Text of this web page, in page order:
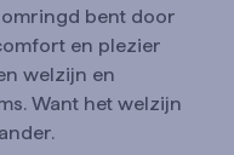
omringd bent door
en plezier
welzijn en
Want het welzijn